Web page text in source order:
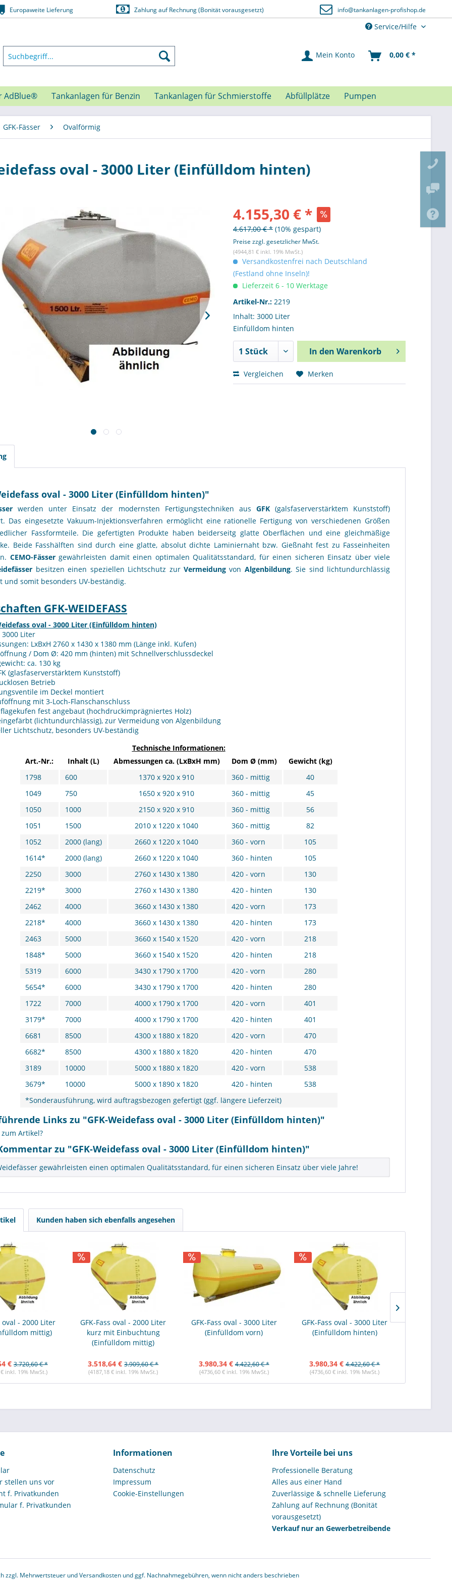
Europaweite Lieferung Zahlung auf Rechnung (Bonität vorausgesetzt) info@tankanlagen-profishop.de
Service/Hilfe
Mein Konto 0,00 € *
AdBlue® Tankanlagen für Benzin Tankanlagen für Schmierstoffe Abfüllplätze Pumpen
GFK-Fässer Ovalförmig
oval - 3000 Liter (Einfülldom hinten)
4.155,30 € *
4.617,00 € * (10% gespart)
Preise zzgl. gesetzlicher MwSt.
(4944,81 € inkl. 19% MwSt.)
Versandkostenfrei nach Deutschland
(Festland ohne Inseln)!
Lieferzeit 6 - 10 Werktage
Artikel-Nr.: 2219
Inhalt: 3000 Liter
Einfülldom hinten
In den Warenkorb
Vergleichen Merken
oval - 3000 Liter (Einfülldom hinten)"
werden unter Einsatz der modernsten Fertigungstechniken aus GFK(galsfaserverstärktem Kunststoff)
Das eingesetzte Vakuum-Injektionsverfahren ermöglicht eine rationelle Fertigung von verschiedenen Größen
Fassformteile. Die gefertigten Produkte haben beiderseitg glatte Oberflächen und eine gleichmäßige
Beide Fasshälften sind durch eine glatte, absolut dichte Laminiernaht bzw. Gießnaht fest zu Fasseinheiten
CEMO-Fässergewährleisten damit einen optimalen Qualitätsstandard, für einen sicheren Einsatz über viele
besitzen einen speziellen Lichtschutz zur Vermeidungvon Algenbildung. Sie sind lichtundurchlässig
und somit besonders UV-beständig.
GFK-WEIDEFASS
oval - 3000 Liter (Einfülldom hinten)
Liter
LxBxH 2760 x 1430 x 1380 mm (Länge inkl. Kufen)
/ Dom Ø: 420 mm (hinten) mit Schnellverschlussdeckel
ca. 130 kg
(glasfaserverstärktem Kunststoff)
Betrieb
im Deckel montiert
mit 3-Loch-Flanschanschluss
fest angebaut (hochdruckimprägniertes Holz)
(lichtundurchlässig), zur Vermeidung von Algenbildung
Lichtschutz, besonders UV-beständig
Technische Informationen:
Art.-Nr.:
Inhalt (L) Abmessungen ca. (LxBxH mm) Dom Ø (mm)
Gewicht (kg)
1798
600 1370 x 920 x 910 360 - mittig
40
1049
750 1650 x 920 x 910 360 - mittig
45
1050
1000 2150 x 920 x 910 360 - mittig
56
1051
1500 2010 x 1220 x 1040 360 - mittig
82
1052
2000 (lang) 2660 x 1220 x 1040 360 - vorn
105
1614*
2000 (lang) 2660 x 1220 x 1040 360 - hinten
105
2250
3000 2760 x 1430 x 1380 420 - vorn
130
2219*
3000 2760 x 1430 x 1380 420 - hinten
130
2462
4000 3660 x 1430 x 1380 420 - vorn
173
2218*
4000 3660 x 1430 x 1380 420 - hinten
173
2463
5000 3660 x 1540 x 1520 420 - vorn
218
1848*
5000 3660 x 1540 x 1520 420 - hinten
218
5319
6000 3430 x 1790 x 1700 420 - vorn
280
5654*
6000 3430 x 1790 x 1700 420 - hinten
280
1722
7000 4000 x 1790 x 1700 420 - vorn
401
3179*
7000 4000 x 1790 x 1700 420 - hinten
401
6681
8500 4300 x 1880 x 1820 420 - vorn
470
6682*
8500 4300 x 1880 x 1820 420 - hinten
470
3189
10000 5000 x 1880 x 1820 420 - vorn
538
3679*
10000 5000 x 1890 x 1820 420 - hinten
538
*Sonderausführung, wird auftragsbezogen gefertigt (ggf. längere Lieferzeit)
Links zu "GFK-Weidefass oval - 3000 Liter (Einfülldom hinten)"
zum Artikel?
zu "GFK-Weidefass oval - 3000 Liter (Einfülldom hinten)"
gewährleisten einen optimalen Qualitätsstandard, für einen sicheren Einsatz über viele Jahre!
Kunden haben sich ebenfalls angesehen
oval - 2000 Liter
mittig)
€ 3.720,60 € *
inkl. 19% MwSt.)
GFK-Fass oval - 2000 Liter
kurz mit Einbuchtung
(Einfülldom mittig)
3.518,64 € 3.909,60 € *
(4187,18 € inkl. 19% MwSt.)
GFK-Fass oval - 3000 Liter
(Einfülldom vorn)
3.980,34 € 4.422,60 € *
(4736,60 € inkl. 19% MwSt.)
GFK-Fass oval - 3000 Liter
(Einfülldom hinten)
3.980,34 € 4.422,60 € *
(4736,60 € inkl. 19% MwSt.)
stellen uns vor
f. Privatkunden
f. Privatkunden
Informationen
Datenschutz
Impressum
Cookie-Einstellungen
Ihre Vorteile bei uns
Professionelle Beratung
Alles aus einer Hand
Zuverlässige & schnelle Lieferung
Zahlung auf Rechnung (Bonität
vorausgesetzt)
Verkauf nur an Gewerbetreibende
zzgl. Mehrwertsteuer undVersandkosten und ggf. Nachnahmegebühren, wenn nicht anders beschrieben